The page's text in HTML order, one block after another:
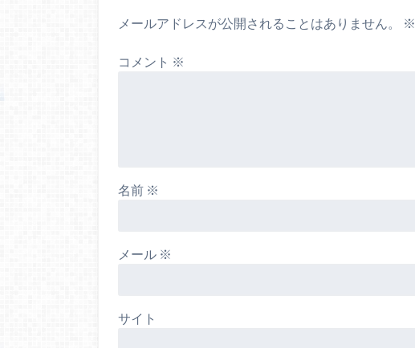
メールアドレスが公開されることはありません。 ※
コメント ※
名前 ※
メール ※
サイト